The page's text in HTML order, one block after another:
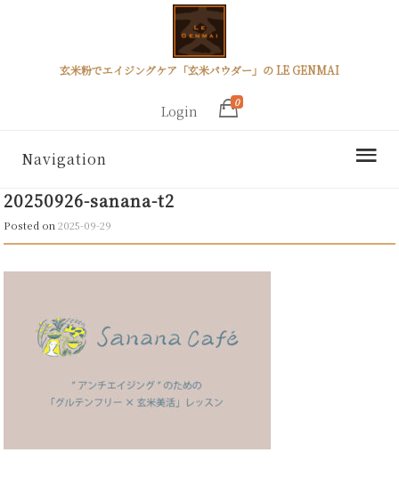
玄米粉でエイジングケア「玄米パウダー」の LE GENMAI
Login
0
Navigation
20250926-sanana-t2
Posted on2025-09-29